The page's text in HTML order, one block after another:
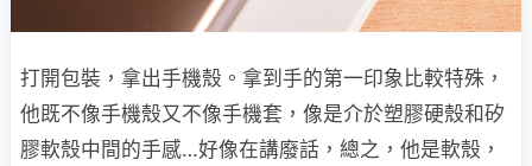
打開包裝，拿出手機殼。拿到手的第一印象比較特殊，
他既不像手機殼又不像手機套，像是介於塑膠硬殼和矽
膠軟殼中間的手感…好像在講廢話，總之，他是軟殼，